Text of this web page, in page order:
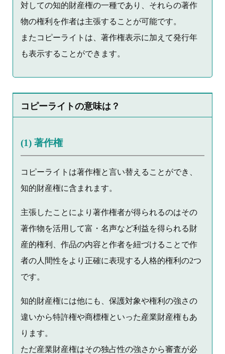
対しての知的財産権の一種であり、それらの著作
物の権利を作者は主張することが可能です。
またコピーライトは、著作権表示に加えて発行年
も表示することができます。
コピーライトの意味は？
(1) 著作権
コピーライトは著作権と言い替えることができ、
知的財産権に含まれます。
主張したことにより著作権者が得られるのはその
著作物を活用して富・名声など利益を得られる財
産的権利、作品の内容と作者を紐づけることで作
者の人間性をより正確に表現する人格的権利の2つ
です。
知的財産権には他にも、保護対象や権利の強さの
違いから特許権や商標権といった産業財産権もあ
ります。
ただ産業財産権はその独占性の強さから審査が必